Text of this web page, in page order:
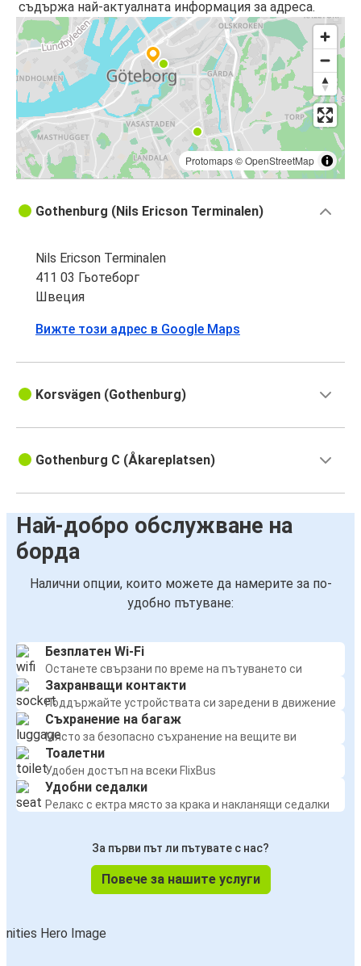
съдържа най-актуалната информация за адреса.
Protomaps©OpenStreetMap
Gothenburg (Nils Ericson Terminalen)
Nils Ericson Terminalen
411 03 Гьотеборг
Швеция
Вижте този адрес в Google Maps
Korsvägen (Gothenburg)
Gothenburg C (Åkareplatsen)
Най-добро обслужване на
борда
Налични опции, които можете да намерите за по-
удобно пътуване:
Безплатен Wi-Fi
Останете свързани по време на пътуването си
Захранващи контакти
Поддържайте устройствата си заредени в движение
Съхранение на багаж
Място за безопасно съхранение на вещите ви
Тоалетни
Удобен достъп на всеки FlixBus
Удобни седалки
Релакс с ектра място за крака и накланящи седалки
За първи път ли пътувате с нас?
Повече за нашите услуги